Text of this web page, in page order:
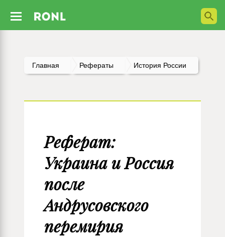
Главная Рефераты История России
Реферат:
Украина и Россия
после
Андрусовского
перемирия